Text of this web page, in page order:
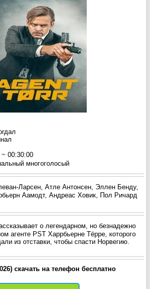
~ 00:30:00
многоголосый
Ларсен, Атле Антонсен, Эллен Бенду,
Аамодт, Андреас Ховик, Пол Ричард
о легендарном, но безнадежно
агенте PST Харрбьерне Тёрре, которого
из отставки, чтобы спасти Норвегию.
скачать на телефон бесплатно